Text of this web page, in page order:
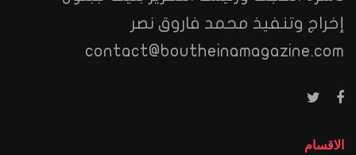
إخراج وتنفيذ محمد فاروق نصر
contact@boutheinamagazine.com
الاقسام